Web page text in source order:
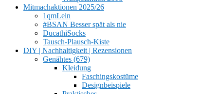
Mitmachaktionen 2025/26
1qmLein
#BSAN Besser spät als nie
DucathiSocks
Tausch-Plausch-Kiste
DIY | Nachhaltigkeit | Rezensionen
Genähtes (679)
Kleidung
Faschingskostüme
Designbeispiele